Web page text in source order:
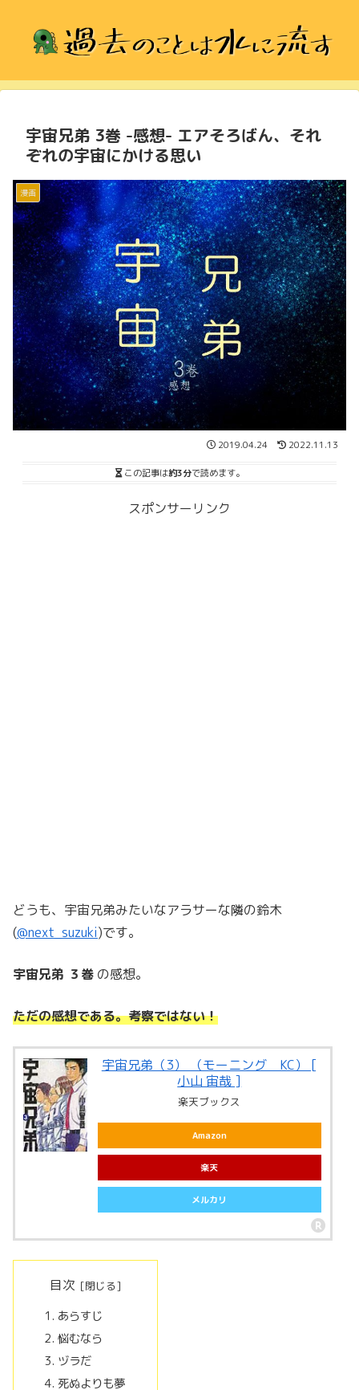
宇宙兄弟 3巻 -感想- エアそろばん、それ
ぞれの宇宙にかける思い
漫画
2019.04.24 2022.11.13
この記事は約3分で読めます。
スポンサーリンク
どうも、宇宙兄弟みたいなアラサーな隣の鈴木
(@next_suzuki)です。
宇宙兄弟 ３巻 の感想。
ただの感想である。考察ではない！
宇宙兄弟（3） （モーニング KC） [
小山 宙哉 ]
楽天ブックス
Amazon
楽天
メルカリ
目次
あらすじ
悩むなら
ヅラだ
死ぬよりも夢